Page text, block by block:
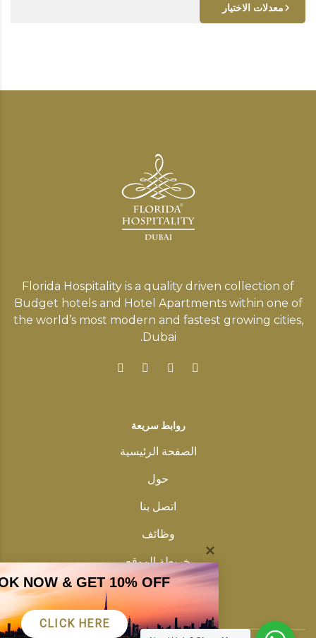
معدلات الاختيار
Florida Hospitality is a quality driven collection of
Budget hotels and Hotel Apartments within one of
the world’s most modern and fastest growing cities,
Dubai.
روابط سريعة
الصفحة الرئيسية
حول
اتصل بنا
وظائف
خريطة الموقع
سياسة خاصة
CLICK HERE
NOW & GET 10% OFF